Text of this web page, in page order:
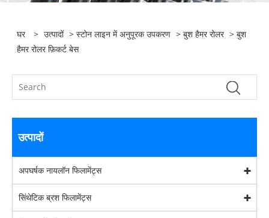
घर > उत्पादों >स्टोन लाइन में अनुपूरक उपकरण >बुश हैमर रोलर > बुश
हैमर रोलर फ़िकर्ट बेस
उत्पादों
अपघर्षक नायलॉन फिलामेंट्स
सिंथेटिक ब्रश फिलामेंट्स